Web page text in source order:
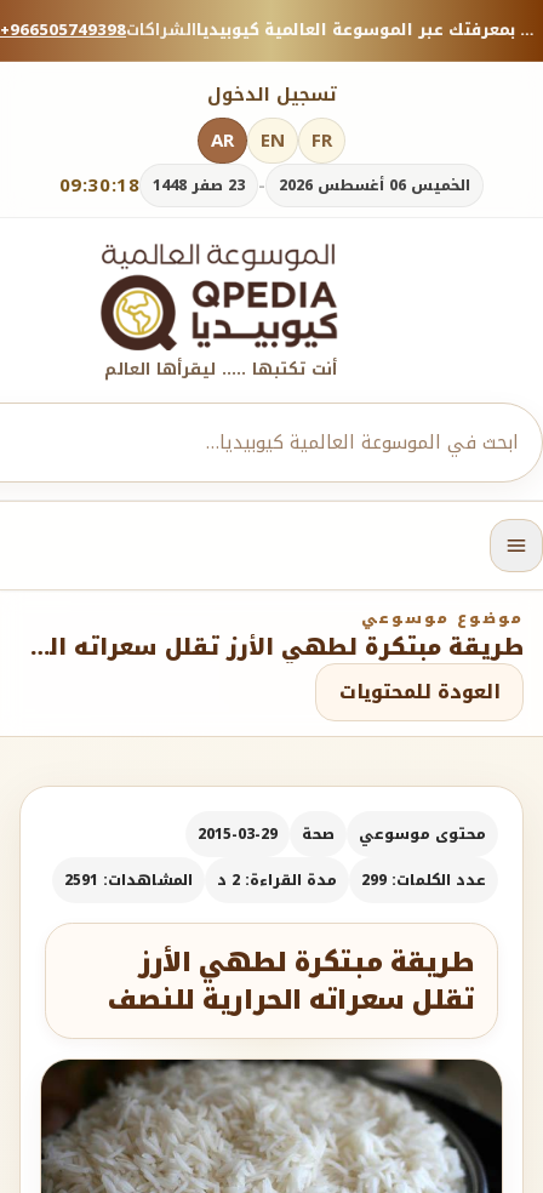
+966505749398الشراكات منصة معرفية موثوقة — شارك بمعرفتك عبر الموسوعة العالمية كيوبيديا.
تسجيل الدخول
09:30:19 الخميس 06 أغسطس 2026 - 23 صفر 1448
AR EN FR
أنت تكتبها ..... ليقرأها العالم
موضوع موسوعي
طريقة مبتكرة لطهي الأرز تقلل سعراته الحرارية للنصف
العودة للمحتويات
محتوى موسوعي صحة
2015-03-29
عدد الكلمات: 299
مدة القراءة: 2 د المشاهدات: 2591
طريقة مبتكرة لطهي الأرز
تقلل سعراته الحرارية للنصف